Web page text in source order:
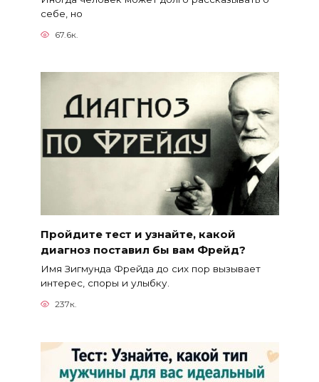
себе, но
67.6к.
Пройдите тест и узнайте, какой
диагноз поставил бы вам Фрейд?
Имя Зигмунда Фрейда до сих пор вызывает
интерес, споры и улыбку.
237к.